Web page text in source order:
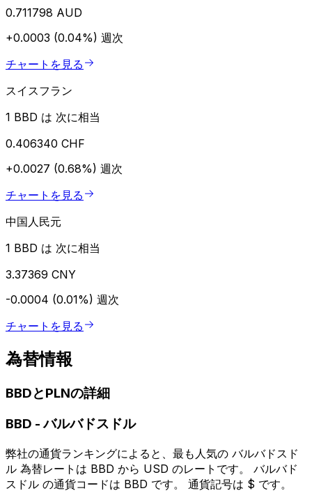
0.711798 AUD
+0.0003 (0.04%) 週次
チャートを見る
スイスフラン
1 BBD は 次に相当
0.406340 CHF
+0.0027 (0.68%) 週次
チャートを見る
中国人民元
1 BBD は 次に相当
3.37369 CNY
-0.0004 (0.01%) 週次
チャートを見る
為替情報
BBDとPLNの詳細
BBD -バルバドスドル
弊社の通貨ランキングによると、最も人気の バルバドスド
ル 為替レートは BBD から USD のレートです。 バルバド
スドル の通貨コードは BBD です。 通貨記号は $ です。